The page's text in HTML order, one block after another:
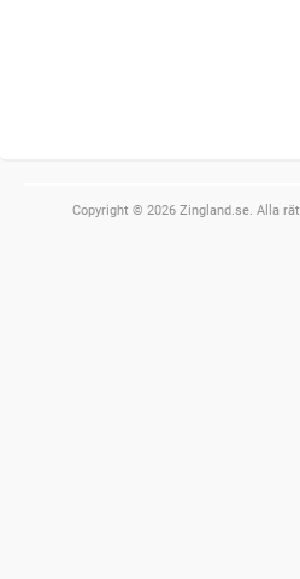
Copyright © 2026 Zingland.se. Alla